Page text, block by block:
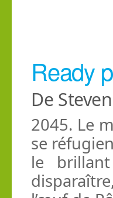
Ready
De
2045. Le
se
le